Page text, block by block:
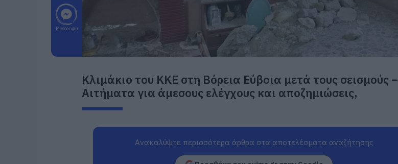
Messenger
Κλιμάκιο του ΚΚΕ στη Βόρεια Εύβοια μετά τους σεισμούς –
Αιτήματα για άμεσους ελέγχους και αποζημιώσεις,
Ανακαλύψτε περισσότερα άρθρα στα αποτελέσματα αναζήτησης